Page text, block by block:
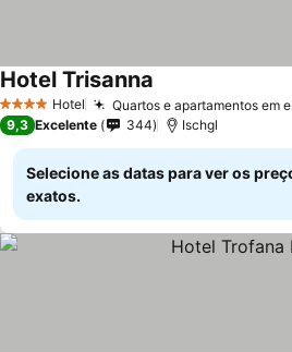
4 EstrelasHotel Quartos e apartamentos em
Hotel Trisanna
9,3 Excelente 344 Ischgl
Selecione as datas para ver os
exatos.